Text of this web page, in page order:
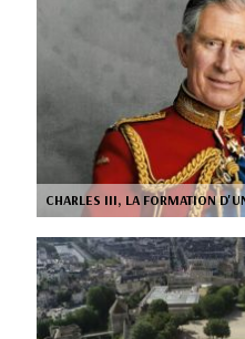
CHARLES III, LA FORMATION